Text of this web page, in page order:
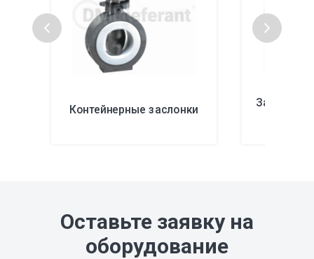
Контейнерные заслонки Затворы
Оставьте заявку на
оборудование